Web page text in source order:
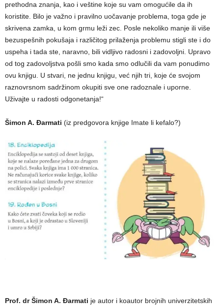
prethodna znanja, kao i veštine koje su vam omogućile da ih
koristite. Bilo je važno i pravilno uočavanje problema, toga gde je
skrivena zamka, u kom grmu leži zec. Posle nekoliko manje ili više
bezuspešnih pokušaja i različitog prilaženja problemu stigli ste i do
uspeha i tada ste, naravno, bili vidljivo radosni i zadovoljni. Upravo
od tog zadovoljstva pošli smo kada smo odlučili da vam ponudimo
ovu knjigu. U stvari, ne jednu knjigu, već njih tri, koje će svojom
raznovrsnom sadržinom okupiti sve one radoznale i uporne.
Uživajte u radosti odgonetanja!“
Šimon A. Đarmati (iz predgovora knjige Imate li kefalo?)
Prof. dr Šimon A. Đarmati je autor i koautor brojnih univerzitetskih